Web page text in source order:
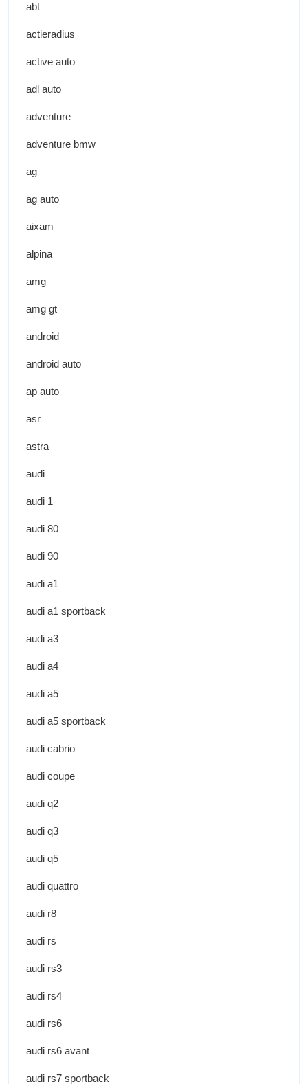
abt
actieradius
active auto
adl auto
adventure
adventure bmw
ag
ag auto
aixam
alpina
amg
amg gt
android
android auto
ap auto
asr
astra
audi
audi 1
audi 80
audi 90
audi a1
audi a1 sportback
audi a3
audi a4
audi a5
audi a5 sportback
audi cabrio
audi coupe
audi q2
audi q3
audi q5
audi quattro
audi r8
audi rs
audi rs3
audi rs4
audi rs6
audi rs6 avant
audi rs7 sportback